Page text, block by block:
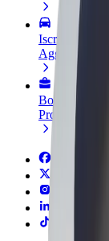
Iscriviti come
Aggiungi la
Bolt per le
Prodotti e